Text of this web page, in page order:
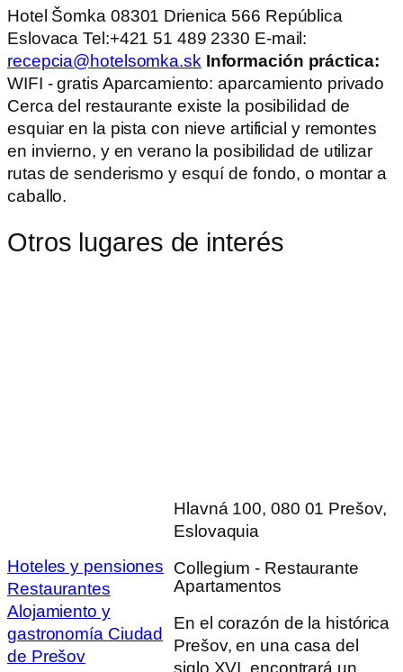
Hotel Šomka 08301 Drienica 566 República
Eslovaca Tel:+421 51 489 2330 E-mail:
recepcia@hotelsomka.sk Información práctica:
WIFI - gratis Aparcamiento: aparcamiento privado
Cerca del restaurante existe la posibilidad de
esquiar en la pista con nieve artificial y remontes
en invierno, y en verano la posibilidad de utilizar
rutas de senderismo y esquí de fondo, o montar a
caballo.
Otros lugares de interés
Hoteles y pensiones
Restaurantes
Alojamiento y
gastronomía Ciudad
de Prešov
Hlavná 100, 080 01 Prešov,
Eslovaquia
Collegium - Restaurante
Apartamentos
En el corazón de la histórica
Prešov, en una casa del